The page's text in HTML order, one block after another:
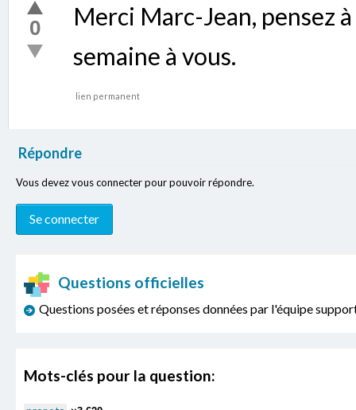
0
Merci Marc-Jean, pensez
semaine à vous.
lien permanent
Répondre
Vous devez vous connecter pour pouvoir répondre.
Questions officielles
Questions posées et réponses données par l'équipe
Mots-clés pour la question: